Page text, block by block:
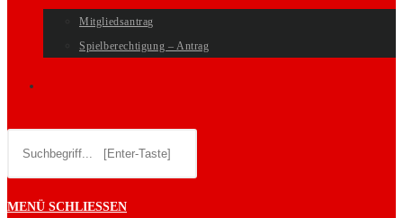
Mitgliedsantrag
Spielberechtigung – Antrag
UMSCHALTEN
MENÜ SCHLIESSEN